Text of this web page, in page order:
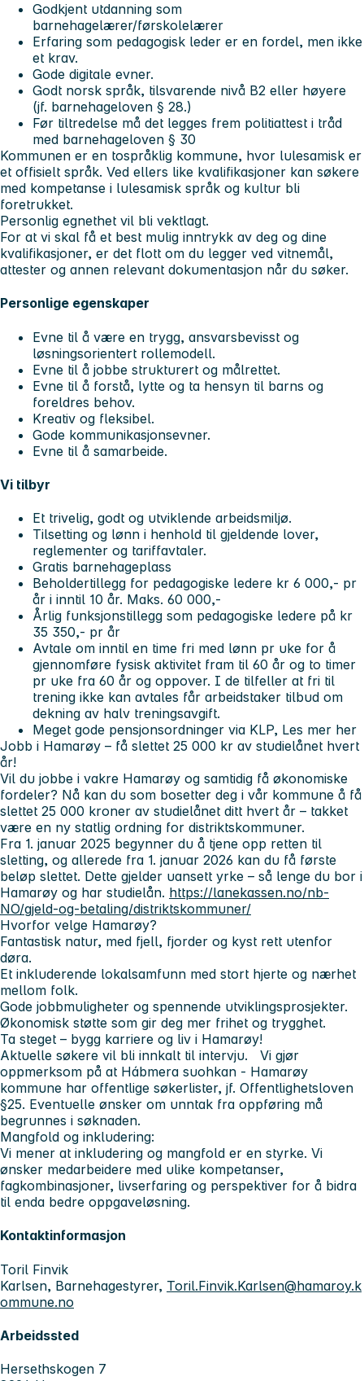
Godkjent utdanning som
barnehagelærer/førskolelærer
Erfaring som pedagogisk leder er en fordel, men ikke
et krav.
Gode digitale evner.
Godt norsk språk, tilsvarende nivå B2 eller høyere
(jf. barnehageloven § 28.)
Før tiltredelse må det legges frem politiattest i tråd
med barnehageloven § 30
Kommunen er en tospråklig kommune, hvor lulesamisk er
et offisielt språk. Ved ellers like kvalifikasjoner kan søkere
med kompetanse i lulesamisk språk og kultur bli
foretrukket.
Personlig egnethet vil bli vektlagt.
For at vi skal få et best mulig inntrykk av deg og dine
kvalifikasjoner, er det flott om du legger ved vitnemål,
attester og annen relevant dokumentasjon når du søker.
Personlige egenskaper
Evne til å være en trygg, ansvarsbevisst og
løsningsorientert rollemodell.
Evne til å jobbe strukturert og målrettet.
Evne til å forstå, lytte og ta hensyn til barns og
foreldres behov.
Kreativ og fleksibel.
Gode kommunikasjonsevner.
Evne til å samarbeide.
Vi tilbyr
Et trivelig, godt og utviklende arbeidsmiljø.
Tilsetting og lønn i henhold til gjeldende lover,
reglementer og tariffavtaler.
Gratis barnehageplass
Beholdertillegg for pedagogiske ledere kr 6 000,- pr
år i inntil 10 år. Maks. 60 000,-
Årlig funksjonstillegg som pedagogiske ledere på kr
35 350,- pr år
Avtale om inntil en time fri med lønn pr uke for å
gjennomføre fysisk aktivitet fram til 60 år og to timer
pr uke fra 60 år og oppover. I de tilfeller at fri til
trening ikke kan avtales får arbeidstaker tilbud om
dekning av halv treningsavgift.
Meget gode pensjonsordninger via KLP, Les mer her
Jobb i Hamarøy – få slettet 25 000 kr av studielånet hvert
år!
Vil du jobbe i vakre Hamarøy og samtidig få økonomiske
fordeler? Nå kan du som bosetter deg i vår kommune å få
slettet 25 000 kroner av studielånet ditt hvert år – takket
være en ny statlig ordning for distriktskommuner.
Fra 1. januar 2025 begynner du å tjene opp retten til
sletting, og allerede fra 1. januar 2026 kan du få første
beløp slettet. Dette gjelder uansett yrke – så lenge du bor i
Hamarøy og har studielån. https://lanekassen.no/nb-
NO/gjeld-og-betaling/distriktskommuner/
Hvorfor velge Hamarøy?
Fantastisk natur, med fjell, fjorder og kyst rett utenfor
døra.
Et inkluderende lokalsamfunn med stort hjerte og nærhet
mellom folk.
Gode jobbmuligheter og spennende utviklingsprosjekter.
Økonomisk støtte som gir deg mer frihet og trygghet.
Ta steget – bygg karriere og liv i Hamarøy!
Aktuelle søkere vil bli innkalt til intervju. Vi gjør
oppmerksom på at Hábmera suohkan - Hamarøy
kommune har offentlige søkerlister, jf. Offentlighetsloven
§25. Eventuelle ønsker om unntak fra oppføring må
begrunnes i søknaden.
Mangfold og inkludering:
Vi mener at inkludering og mangfold er en styrke. Vi
ønsker medarbeidere med ulike kompetanser,
fagkombinasjoner, livserfaring og perspektiver for å bidra
til enda bedre oppgaveløsning.
Kontaktinformasjon
Toril Finvik
Karlsen, Barnehagestyrer, Toril.Finvik.Karlsen@hamaroy.k
ommune.no
Arbeidssted
Hersethskogen 7